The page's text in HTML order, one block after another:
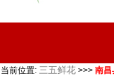
当前位置: 三五鲜花 >>> 南昌